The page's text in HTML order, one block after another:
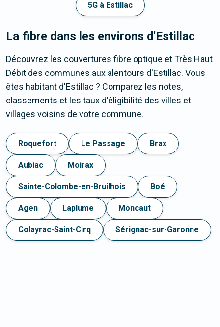
5G à Estillac
La fibre dans les environs d'Estillac
Découvrez les couvertures fibre optique et Très Haut
Débit des communes aux alentours d'Estillac. Vous
êtes habitant d'Estillac ? Comparez les notes,
classements et les taux d'éligibilité des villes et
villages voisins de votre commune.
Roquefort Le Passage Brax
Aubiac Moirax
Sainte-Colombe-en-Bruilhois Boé
Agen Laplume Moncaut
Colayrac-Saint-Cirq Sérignac-sur-Garonne